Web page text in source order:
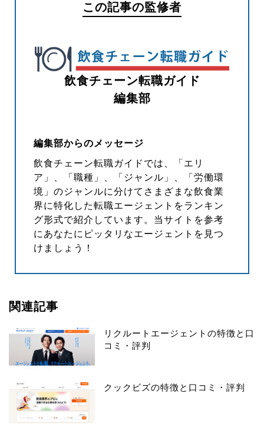
この記事の監修者
飲食チェーン転職ガイド
編集部
編集部からのメッセージ
飲食チェーン転職ガイドでは、「エリ
ア」、「職種」、「ジャンル」、「労働環
境」のジャンルに分けてさまざまな飲食業
界に特化した転職エージェントをランキン
グ形式で紹介しています。当サイトを参考
にあなたにピッタリなエージェントを見つ
けましょう！
関連記事
リクルートエージェントの特徴と口
コミ・評判
クックビズの特徴と口コミ・評判